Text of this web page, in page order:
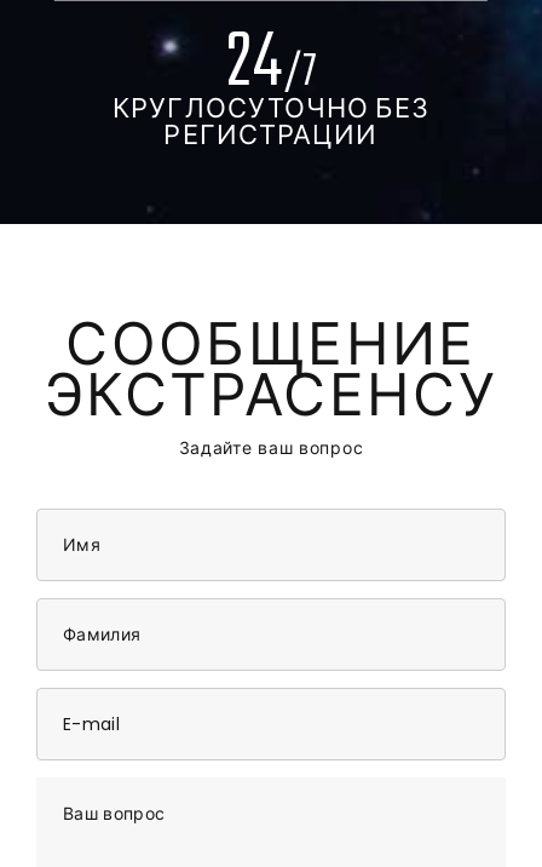
24/7
КРУГЛОСУТОЧНО БЕЗ
РЕГИСТРАЦИИ
СООБЩЕНИЕ
ЭКСТРАСЕНСУ
Задайте ваш вопрос
Имя
Фамилия
E-mail
Ваш вопрос